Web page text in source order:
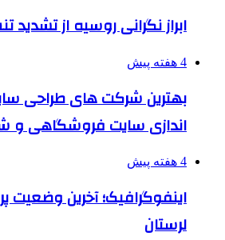
ابراز نگرانی روسیه از تشدید
4 هفته پیش
بهترین شرکت های طراحی
اندازی سایت فروشگاهی و
4 هفته پیش
اینفوگرافیک؛ آخرین
لرستان